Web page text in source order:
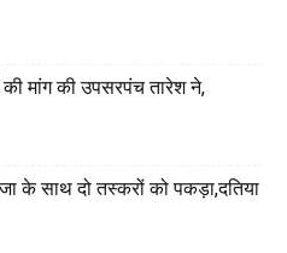
की मांग की उपसरपंच तारेश ने,
के साथ दो तस्करों को पकड़ा,दतिया